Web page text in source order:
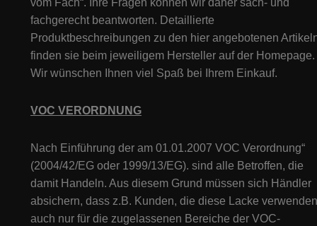
vom Fach“. Ihre Fragen können wir daher sach- und
fachgerecht beantworten. Detaillierte
Produktbeschreibungen zu den hier angebotenen
finden sie beim jeweiligem Hersteller auf der Homepage.
Wir wünschen Ihnen viel Spaß bei Ihrem Einkauf.
VOC VERORDNUNG
Nach Einführung der am 01.01.2007 VOC Verordnung“
(2004/42/EG oder 1999/13/EG). sind alle Betroffen, die
damit Handeln. Aus diesem Grund müssen sich Händler
absichern, dass z.B. Kunden, die diese Lacke
auch nur für die zugelassenen Bereiche der VOC-